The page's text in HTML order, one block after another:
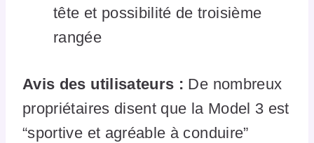
tête et possibilité de troisième
rangée
Avis des utilisateurs : De nombreux
propriétaires disent que la Model 3 est
“sportive et agréable à conduire”